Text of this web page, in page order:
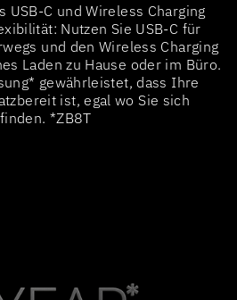
USB-C und Wireless Charging
Nutzen Sie USB-C für
und den Wireless Charging
Laden zu Hause oder im Büro.
gewährleistet, dass Ihre
ist, egal wo Sie sich
*ZB8T